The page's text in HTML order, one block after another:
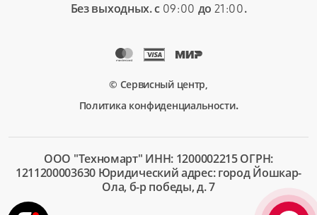
Без выходных. с 09:00 до 21:00.
© Сервисный центр,
Политика конфиденциальности.
ООО "Техномарт" ИНН: 1200002215 ОГРН:
1211200003630 Юридический адрес: город Йошкар-
Ола, б-р победы, д. 7
+7 (495)